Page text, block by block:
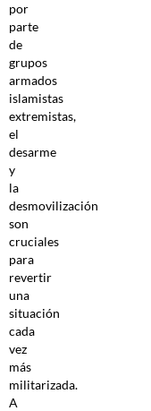
por
parte
de
grupos
armados
islamistas
extremistas,
el
desarme
y
la
desmovilización
son
cruciales
para
revertir
una
situación
cada
vez
más
militarizada.
A